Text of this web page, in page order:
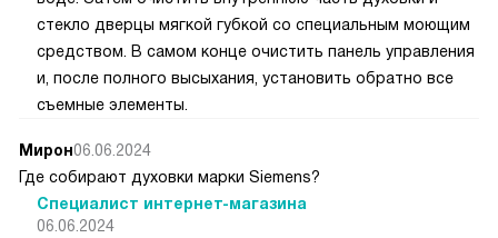
стекло дверцы мягкой губкой со специальным моющим
средством. В самом конце очистить панель управления
и, после полного высыхания, установить обратно все
съемные элементы.
Мирон06.06.2024
Где собирают духовки марки Siemens?
Специалист интернет-магазина
06.06.2024